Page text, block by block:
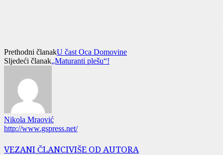
Prethodni članakU čast Oca Domovine
Sljedeći članak„Maturanti plešu“!
Nikola Mraović
http://www.gspress.net/
VEZANI ČLANCIVIŠE OD AUTORA